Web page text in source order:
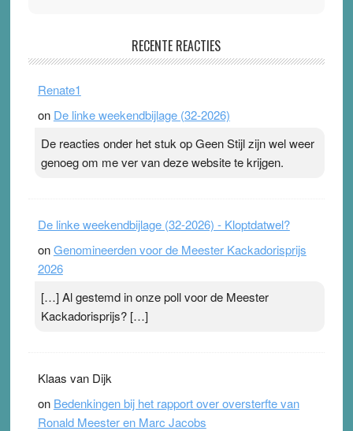
Ward van Beek
topsporters. Ze hopen ermee hun hartslag te verlagen
terwijl ze meer zuurstof opnemen. Daarop heeft zo’n
ademen’ kan goud waard zijn. Door…Lees meer
Pleisterplakkers in de topspsort ›[...]
RECENTE REACTIES
Renate1
on De linke weekendbijlage (32-2026)
De reacties onder het stuk op Geen Stijl zijn wel weer
genoeg om me ver van deze website te krijgen.
De linke weekendbijlage (32-2026) - Kloptdatwel?
onGenomineerden voor de Meester Kackadorisprijs
2026
[…] Al gestemd in onze poll voor de Meester
Kackadorisprijs? […]
Klaas van Dijk
on Bedenkingen bij het rapport over oversterfte van
Ronald Meester en Marc Jacobs